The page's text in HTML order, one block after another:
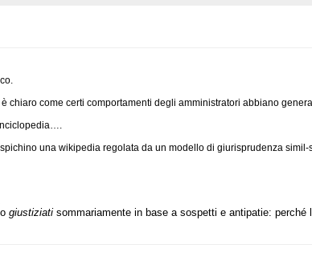
chiaro come certi comportamenti degli amministratori abbiano
una wikipedia regolata da un modello di giurisprudenza
giustiziati sommariamente in base a sospetti e antipatie: perché